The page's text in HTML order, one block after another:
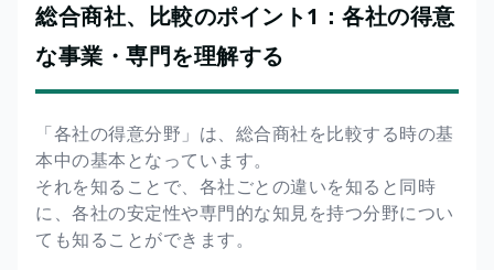
総合商社、比較のポイント1：各社の得意
な事業・専門を理解する
「各社の得意分野」は、総合商社を比較する時の基
本中の基本となっています。
それを知ることで、各社ごとの違いを知ると同時
に、各社の安定性や専門的な知見を持つ分野につい
ても知ることができます。